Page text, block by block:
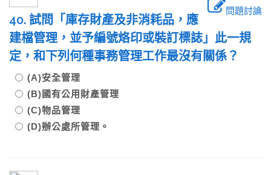
問題討論
40. 試問「庫存財產及非消耗品，應
建檔管理，並予編號烙印或裝訂標誌」此一規
定，和下列何種事務管理工作最沒有關係？
(A)安全管理
(B)國有公用財產管理
(C)物品管理
(D)辦公處所管理。